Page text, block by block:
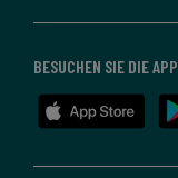
BESUCHEN SIE DIE APP